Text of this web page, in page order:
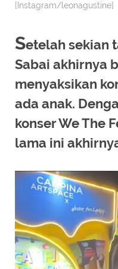
[Instagram/leonagustine]
Setelah sekian
Sabai akhirnya
menyaksikan
ada anak.
konser We The
lama ini